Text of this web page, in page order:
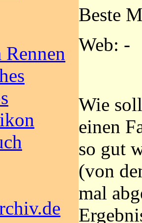
Beste
Web: -
Wie
einen
so gut
(von
mal